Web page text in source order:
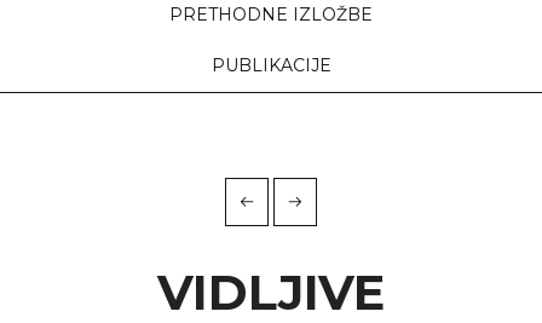
PRETHODNE IZLOŽBE
PUBLIKACIJE
VIDLJIVE